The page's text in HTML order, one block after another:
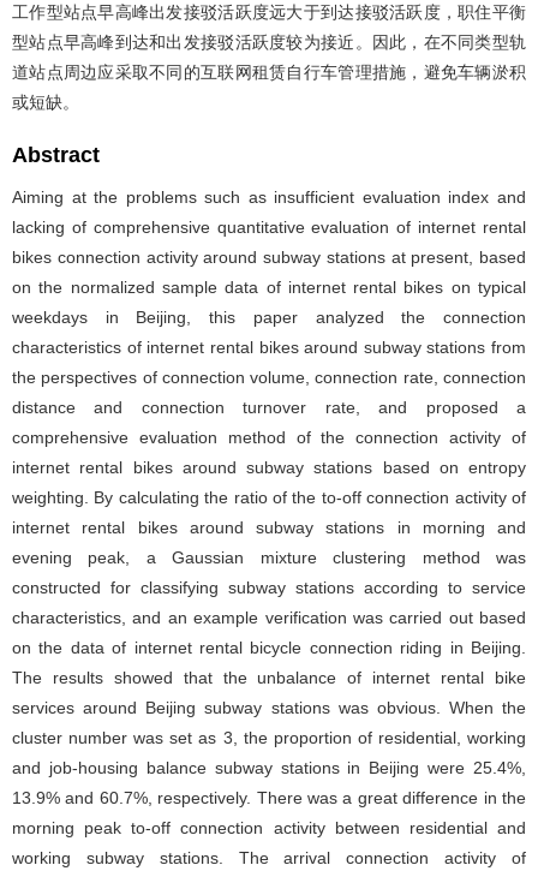
工作型站点早高峰出发接驳活跃度远大于到达接驳活跃度，职住平衡
型站点早高峰到达和出发接驳活跃度较为接近。因此，在不同类型轨
道站点周边应采取不同的互联网租赁自行车管理措施，避免车辆淤积
或短缺。
Abstract
Aiming at the problems such as insufficient evaluation index and
lacking of comprehensive quantitative evaluation of internet rental
bikes connection activity around subway stations at present, based
on the normalized sample data of internet rental bikes on typical
weekdays in Beijing, this paper analyzed the connection
characteristics of internet rental bikes around subway stations from
the perspectives of connection volume, connection rate, connection
distance and connection turnover rate, and proposed a
comprehensive evaluation method of the connection activity of
internet rental bikes around subway stations based on entropy
weighting. By calculating the ratio of the to-off connection activity of
internet rental bikes around subway stations in morning and
evening peak, a Gaussian mixture clustering method was
constructed for classifying subway stations according to service
characteristics, and an example verification was carried out based
on the data of internet rental bicycle connection riding in Beijing.
The results showed that the unbalance of internet rental bike
services around Beijing subway stations was obvious. When the
cluster number was set as 3, the proportion of residential, working
and job-housing balance subway stations in Beijing were 25.4%,
13.9% and 60.7%, respectively. There was a great difference in the
morning peak to-off connection activity between residential and
working subway stations. The arrival connection activity of